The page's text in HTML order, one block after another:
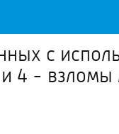
с
4 - взломы